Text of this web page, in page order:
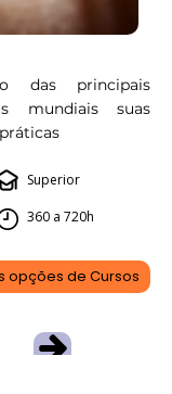
das principais
mundiais suas
Superior
360 a 720h
opções de Cursos